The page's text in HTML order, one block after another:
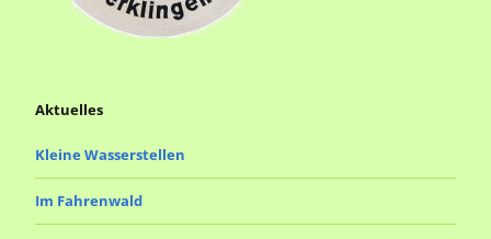
Aktuelles
Kleine Wasserstellen
Im Fahrenwald